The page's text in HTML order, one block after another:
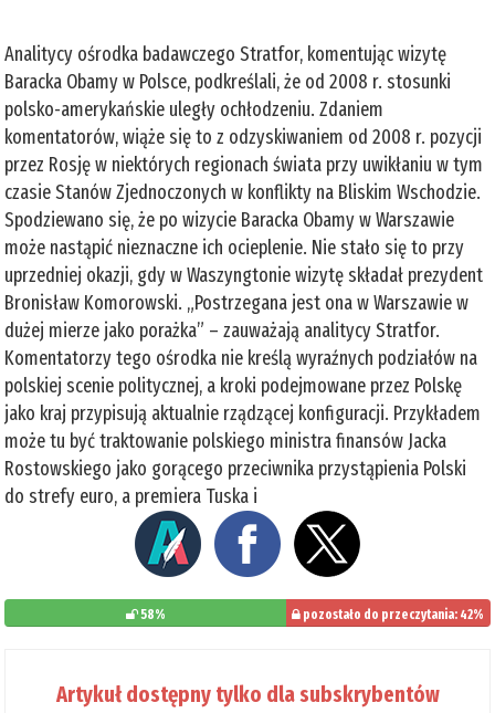
Analitycy ośrodka badawczego Stratfor, komentując wizytę
Baracka Obamy w Polsce, podkreślali, że od 2008 r. stosunki
polsko-amerykańskie uległy ochłodzeniu. Zdaniem
komentatorów, wiąże się to z odzyskiwaniem od 2008 r. pozycji
przez Rosję w niektórych regionach świata przy uwikłaniu w tym
czasie Stanów Zjednoczonych w konflikty na Bliskim Wschodzie.
Spodziewano się, że po wizycie Baracka Obamy w Warszawie
może nastąpić nieznaczne ich ocieplenie. Nie stało się to przy
uprzedniej okazji, gdy w Waszyngtonie wizytę składał prezydent
Bronisław Komorowski. „Postrzegana jest ona w Warszawie w
dużej mierze jako porażka” – zauważają analitycy Stratfor.
Komentatorzy tego ośrodka nie kreślą wyraźnych podziałów na
polskiej scenie politycznej, a kroki podejmowane przez Polskę
jako kraj przypisują aktualnie rządzącej konfiguracji. Przykładem
może tu być traktowanie polskiego ministra finansów Jacka
Rostowskiego jako gorącego przeciwnika przystąpienia Polski
do strefy euro, a premiera Tuska i
58% pozostało do przeczytania: 42%
Artykuł dostępny tylko dla subskrybentów